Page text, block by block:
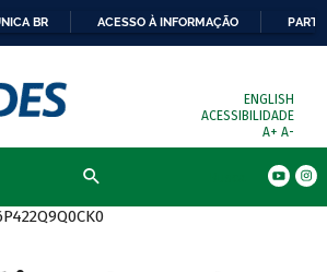
BR ACESSO À INFORMAÇÃO
ENGLISH
ACESSIBILIDADE
A+ A-